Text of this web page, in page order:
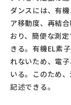
ダンスには、有
ア移動度、再結
おり、簡便な測
きる。有機EL素
れないため、電
いる。このため